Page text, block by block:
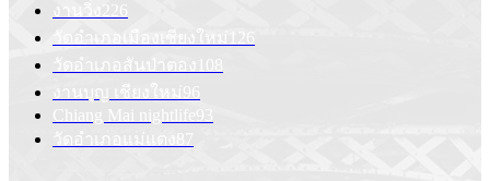
งานวิ่ง
226
วัดอำเภอเมืองเชียงใหม่
126
วัดอำเภอสันป่าตอง
108
งานบุญ เชียงใหม่96
Chiang Mai nightlife93
วัดอำเภอแม่แตง 87